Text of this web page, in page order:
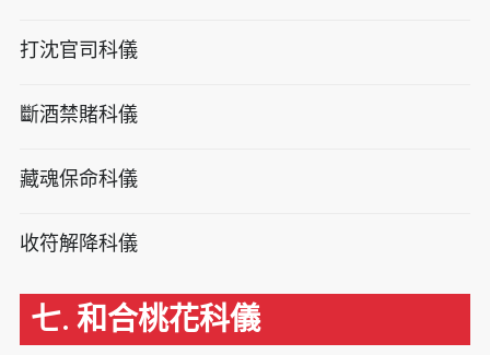
打沈官司科儀
斷酒禁賭科儀
藏魂保命科儀
收符解降科儀
七. 和合桃花科儀